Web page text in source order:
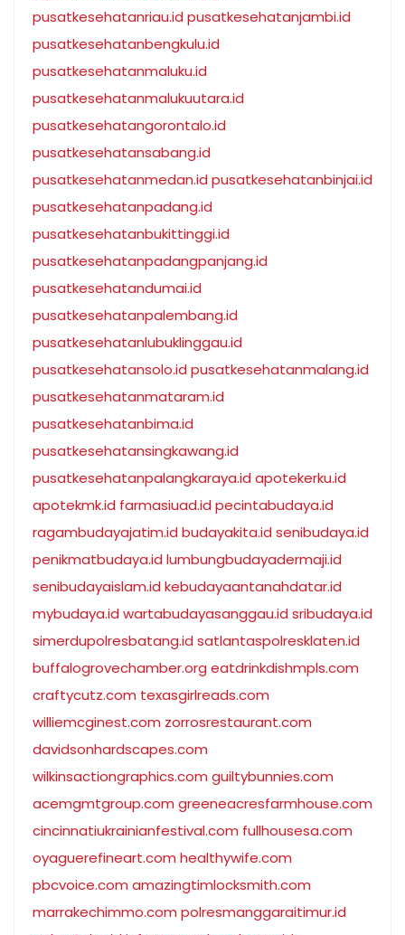
pusatkesehatanriau.id pusatkesehatanjambi.id
pusatkesehatanbengkulu.id
pusatkesehatanmaluku.id
pusatkesehatanmalukuutara.id
pusatkesehatangorontalo.id
pusatkesehatansabang.id
pusatkesehatanmedan.id pusatkesehatanbinjai.id
pusatkesehatanpadang.id
pusatkesehatanbukittinggi.id
pusatkesehatanpadangpanjang.id
pusatkesehatandumai.id
pusatkesehatanpalembang.id
pusatkesehatanlubuklinggau.id
pusatkesehatansolo.id pusatkesehatanmalang.id
pusatkesehatanmataram.id
pusatkesehatanbima.id
pusatkesehatansingkawang.id
pusatkesehatanpalangkaraya.id apotekerku.id
apotekmk.id farmasiuad.id pecintabudaya.id
ragambudayajatim.id budayakita.id senibudaya.id
penikmatbudaya.id lumbungbudayadermaji.id
senibudayaislam.id kebudayaantanahdatar.id
mybudaya.id wartabudayasanggau.id sribudaya.id
simerdupolresbatang.id satlantaspolresklaten.id
buffalogrovechamber.org eatdrinkdishmpls.com
craftycutz.com texasgirlreads.com
williemcginest.com zorrosrestaurant.com
davidsonhardscapes.com
wilkinsactiongraphics.com guiltybunnies.com
acemgmtgroup.com greeneacresfarmhouse.com
cincinnatiukrainianfestival.com fullhousesa.com
oyaguerefineart.com healthywife.com
pbcvoice.com amazingtimlocksmith.com
marrakechimmo.com polresmanggaraitimur.id